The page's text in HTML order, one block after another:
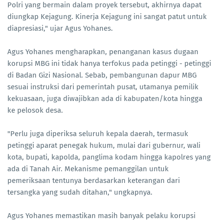
Polri yang bermain dalam proyek tersebut, akhirnya dapat
diungkap Kejagung. Kinerja Kejagung ini sangat patut untuk
diapresiasi," ujar Agus Yohanes.
Agus Yohanes mengharapkan, penanganan kasus dugaan
korupsi MBG ini tidak hanya terfokus pada petinggi - petinggi
di Badan Gizi Nasional. Sebab, pembangunan dapur MBG
sesuai instruksi dari pemerintah pusat, utamanya pemilik
kekuasaan, juga diwajibkan ada di kabupaten/kota hingga
ke pelosok desa.
"Perlu juga diperiksa seluruh kepala daerah, termasuk
petinggi aparat penegak hukum, mulai dari gubernur, wali
kota, bupati, kapolda, panglima kodam hingga kapolres yang
ada di Tanah Air. Mekanisme pemanggilan untuk
pemeriksaan tentunya berdasarkan keterangan dari
tersangka yang sudah ditahan," ungkapnya.
Agus Yohanes memastikan masih banyak pelaku korupsi